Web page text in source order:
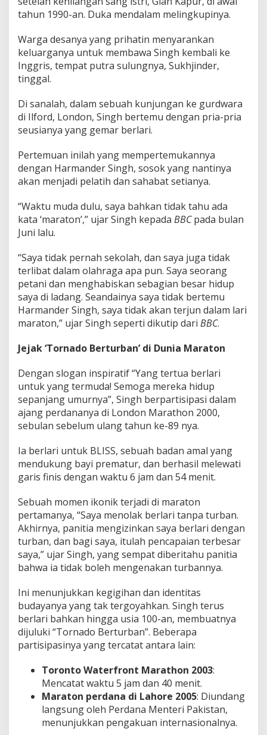
tahun 1990-an. Duka mendalam melingkupinya.
Warga desanya yang prihatin menyarankan
keluarganya untuk membawa Singh kembali ke
Inggris, tempat putra sulungnya, Sukhjinder,
tinggal.
Di sanalah, dalam sebuah kunjungan ke gurdwara
di Ilford, London, Singh bertemu dengan pria-pria
seusianya yang gemar berlari.
Pertemuan inilah yang mempertemukannya
dengan Harmander Singh, sosok yang nantinya
akan menjadi pelatih dan sahabat setianya.
“Waktu muda dulu, saya bahkan tidak tahu ada
kata ‘maraton’,” ujar Singh kepada BBCpada bulan
Juni lalu.
“Saya tidak pernah sekolah, dan saya juga tidak
terlibat dalam olahraga apa pun. Saya seorang
petani dan menghabiskan sebagian besar hidup
saya di ladang. Seandainya saya tidak bertemu
Harmander Singh, saya tidak akan terjun dalam lari
maraton,” ujar Singh seperti dikutip dari BBC.
Jejak ‘Tornado Berturban’ di Dunia Maraton
Dengan slogan inspiratif “Yang tertua berlari
untuk yang termuda! Semoga mereka hidup
sepanjang umurnya”, Singh berpartisipasi dalam
ajang perdananya di London Marathon 2000,
sebulan sebelum ulang tahun ke-89 nya.
Ia berlari untuk BLISS, sebuah badan amal yang
mendukung bayi prematur, dan berhasil melewati
garis finis dengan waktu 6 jam dan 54 menit.
Sebuah momen ikonik terjadi di maraton
pertamanya, “Saya menolak berlari tanpa turban.
Akhirnya, panitia mengizinkan saya berlari dengan
turban, dan bagi saya, itulah pencapaian terbesar
saya,” ujar Singh, yang sempat diberitahu panitia
bahwa ia tidak boleh mengenakan turbannya.
Ini menunjukkan kegigihan dan identitas
budayanya yang tak tergoyahkan. Singh terus
berlari bahkan hingga usia 100-an, membuatnya
dijuluki “Tornado Berturban”. Beberapa
partisipasinya yang tercatat antara lain:
Toronto Waterfront Marathon 2003:
Mencatat waktu 5 jam dan 40 menit.
Maraton perdana di Lahore 2005: Diundang
langsung oleh Perdana Menteri Pakistan,
menunjukkan pengakuan internasionalnya.